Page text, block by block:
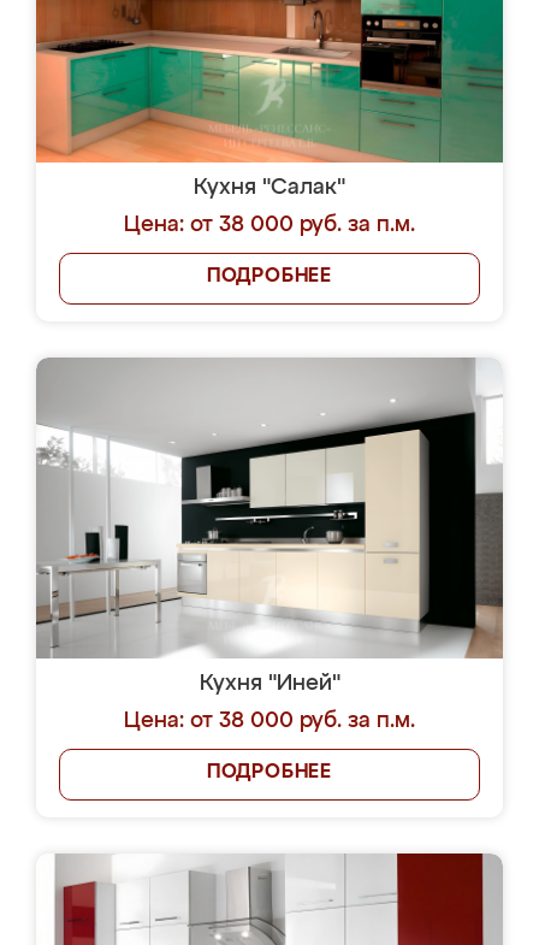
Кухня "Салак"
Цена: от 38 000 руб. за п.м.
ПОДРОБНЕЕ
Кухня "Иней"
Цена: от 38 000 руб. за п.м.
ПОДРОБНЕЕ